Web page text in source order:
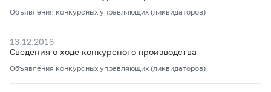
Объявления конкурсных управляющих (ликвидаторов)
13.12.2016
Сведения о ходе конкурсного производства
Объявления конкурсных управляющих (ликвидаторов)